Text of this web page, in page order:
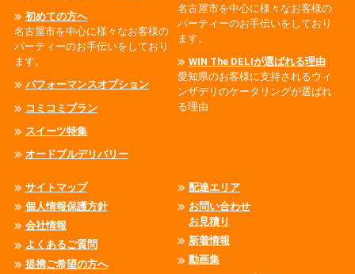
初めての方へ
名古屋市を中心に様々なお客様の
パーティーのお手伝いをしており
ます。
パフォーマンスオプション
コミコミプラン
スイーツ特集
オードブルデリバリー
名古屋市を中心に様々なお客様の
パーティーのお手伝いをしており
ます。
WIN The DELIが選ばれる理由
愛知県のお客様に支持されるウィ
ンザデリのケータリングが選ばれ
る理由
サイトマップ
個人情報保護方針
会社情報
よくあるご質問
提携ご希望の方へ
配達エリア
お問い合わせ
お見積り
新着情報
動画集